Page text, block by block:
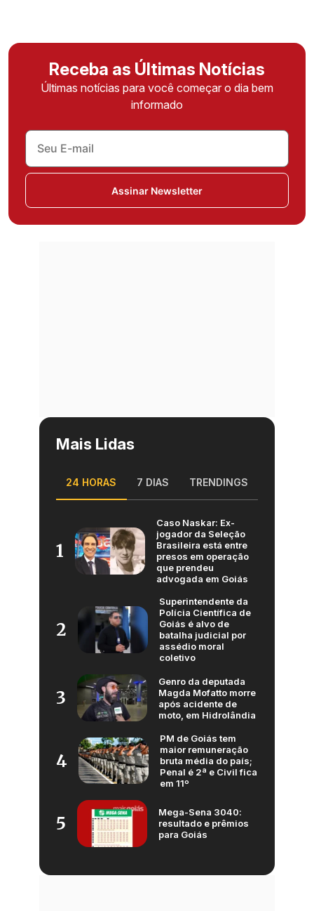
Receba as Últimas Notícias
Últimas notícias para você começar o dia bem
informado
Assinar Newsletter
Mais Lidas
24 HORAS 7 DIAS TRENDINGS
1
Caso Naskar: Ex-
jogador da Seleção
Brasileira está entre
presos em operação
que prendeu
advogada em Goiás
2
Superintendente da
Polícia Científica de
Goiás é alvo de
batalha judicial por
assédio moral
coletivo
3
Genro da deputada
Magda Mofatto morre
após acidente de
moto, em Hidrolândia
4
PM de Goiás tem
maior remuneração
bruta média do país;
Penal é 2ª e Civil fica
em 11º
5
Mega-Sena 3040:
resultado e prêmios
para Goiás